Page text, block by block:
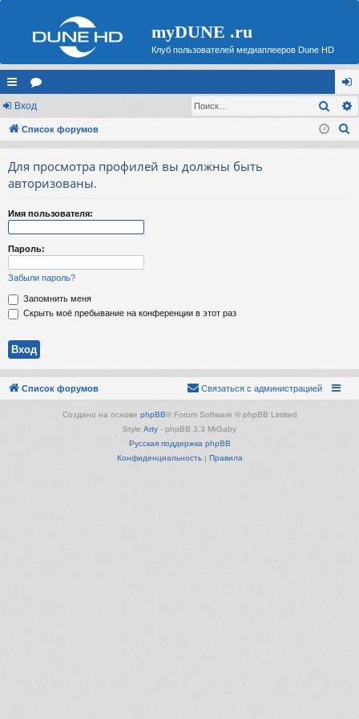
myDUNE .ru
Клуб пользователей медиаплееров Dune HD
с
ы
ор
ум
хо
д
Вход
Список форумов
Для просмотра профилей вы должны быть
авторизованы.
Имя пользователя:
Пароль:
Забыли пароль?
Запомнить меня
Скрыть моё пребывание на конференции в этот раз
Список форумов Связаться с администрацией
Создано на основе phpBB® Forum Software © phpBB Limited
Style Arty - phpBB 3.3 MrGaby
Русская поддержка phpBB
Конфиденциальность| Правила